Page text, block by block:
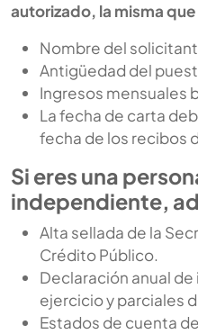
autorizado, la misma
Nombre del
Antigüedad del
Ingresos mensuales
La fecha de carta
fecha de los recibos
Si eres una
independiente,
Alta sellada de la
Crédito Público.
Declaración anual
ejercicio y parciales
Estados de cuenta